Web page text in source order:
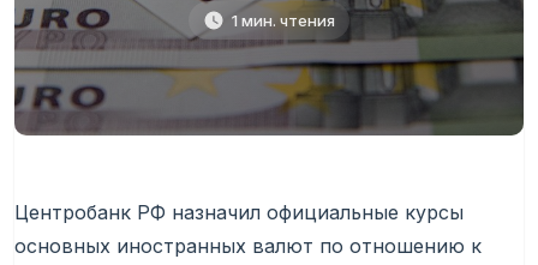
1 мин. чтения
Центробанк РФ назначил официальные курсы
основных иностранных валют по отношению к